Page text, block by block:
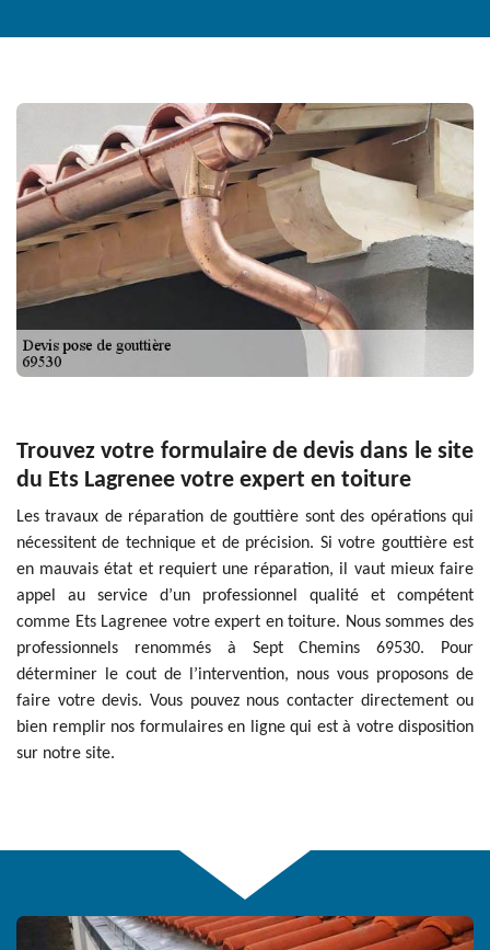
Trouvez votre formulaire de devis dans le site
du Ets Lagrenee votre expert en toiture
Les travaux de réparation de gouttière sont des opérations qui
nécessitent de technique et de précision. Si votre gouttière est
en mauvais état et requiert une réparation, il vaut mieux faire
appel au service d’un professionnel qualité et compétent
comme Ets Lagrenee votre expert en toiture. Nous sommes des
professionnels renommés à Sept Chemins 69530. Pour
déterminer le cout de l’intervention, nous vous proposons de
faire votre devis. Vous pouvez nous contacter directement ou
bien remplir nos formulaires en ligne qui est à votre disposition
sur notre site.